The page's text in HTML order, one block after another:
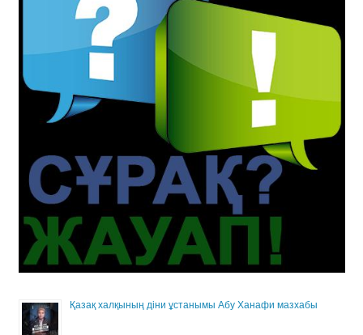
Қазақ халқының діни ұстанымы Абу Ханафи мазхабы